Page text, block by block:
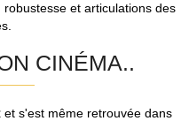
et articulations des
CINÉMA..
et s'est même retrouvée dans